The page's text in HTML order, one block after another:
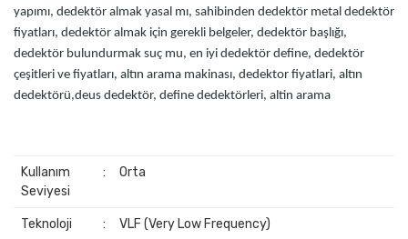
yapımı, dedektör almak yasal mı, sahibinden dedektör metal dedektör
fiyatları, dedektör almak için gerekli belgeler, dedektör başlığı,
dedektör bulundurmak suç mu, en iyi dedektör define, dedektör
çeşitleri ve fiyatları, altın arama makinası, dedektor fiyatlari, altın
dedektörü,deus dedektör, define dedektörleri, altin arama
Kullanım
Seviyesi
: Orta
Teknoloji : VLF (Very Low Frequency)